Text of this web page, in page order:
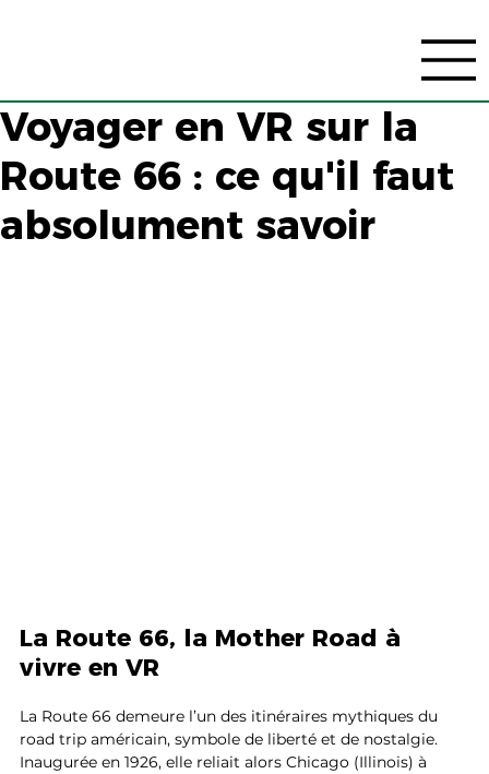
Voyager en VR sur la
Route 66 : ce qu'il faut
absolument savoir
La Route 66, la Mother Road à
vivre en VR
La Route 66 demeure l’un des itinéraires mythiques du
road trip américain, symbole de liberté et de nostalgie.
Inaugurée en 1926, elle reliait alors Chicago (Illinois) à